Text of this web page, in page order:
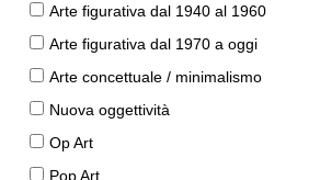
Arte figurativa dal 1940 al 1960
Arte figurativa dal 1970 a oggi
Arte concettuale / minimalismo
Nuova oggettività
Op Art
Pop Art